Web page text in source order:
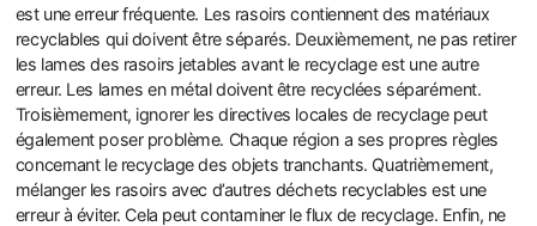
est une erreur fréquente. Les rasoirs contiennent des matériaux
recyclables qui doivent être séparés. Deuxièmement, ne pas retirer
les lames des rasoirs jetables avant le recyclage est une autre
erreur. Les lames en métal doivent être recyclées séparément.
Troisièmement, ignorer les directives locales de recyclage peut
également poser problème. Chaque région a ses propres règles
concernant le recyclage des objets tranchants. Quatrièmement,
mélanger les rasoirs avec d’autres déchets recyclables est une
erreur à éviter. Cela peut contaminer le flux de recyclage. Enfin, ne